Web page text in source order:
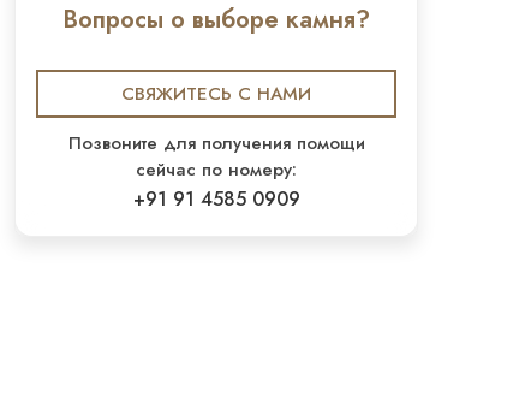
Вопросы о выборе камня?
СВЯЖИТЕСЬ С НАМИ
Позвоните для получения помощи
сейчас по номеру:
+91 91 4585 0909